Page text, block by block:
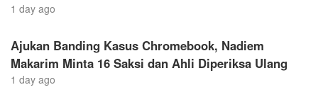
1 day ago
Ajukan Banding Kasus Chromebook, Nadiem
Makarim Minta 16 Saksi dan Ahli Diperiksa Ulang
1 day ago